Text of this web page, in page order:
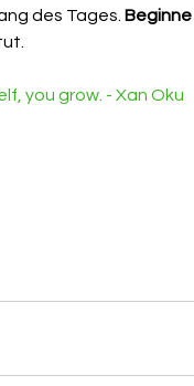
des Tages. Beginne
you grow. - Xan Oku